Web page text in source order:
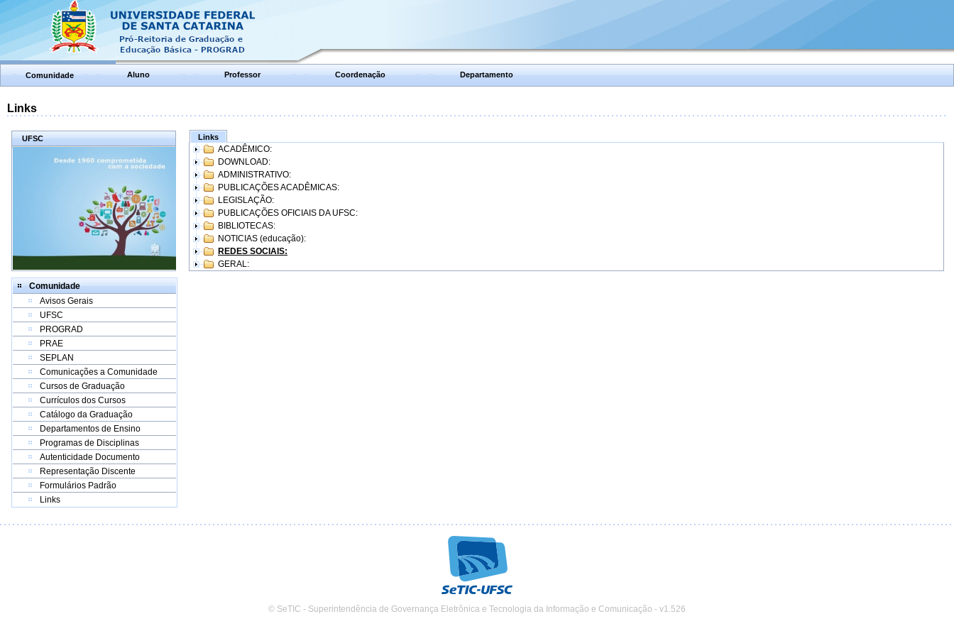
Comunidade Aluno Professor Coordenação Departamento
Links
UFSC
Comunidade
Avisos Gerais
UFSC
PROGRAD
PRAE
SEPLAN
Comunicações a Comunidade
Cursos de Graduação
Currículos dos Cursos
Catálogo da Graduação
Departamentos de Ensino
Programas de Disciplinas
Autenticidade Documento
Representação Discente
Formulários Padrão
Links
Links
ACADÊMICO:
DOWNLOAD:
ADMINISTRATIVO:
PUBLICAÇÕES ACADÊMICAS:
LEGISLAÇÃO:
PUBLICAÇÕES OFICIAIS DA UFSC:
BIBLIOTECAS:
NOTICIAS (educação):
REDES SOCIAIS:
GERAL:
© SeTIC - Superintendência de Governança Eletrônica e Tecnologia da Informação e Comunicação - v1.526